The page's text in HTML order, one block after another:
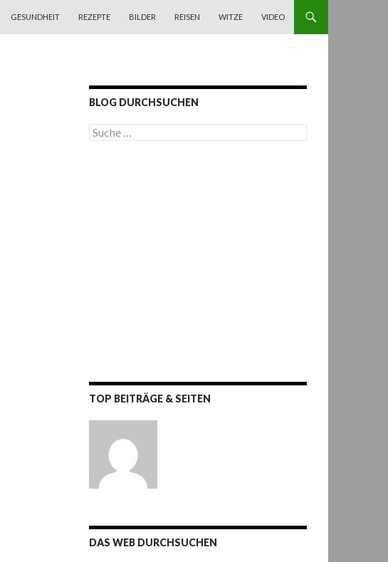
GESUNDHEIT REZEPTE BILDER REISEN WITZE VIDEO
BLOG DURCHSUCHEN
S
u
TOP BEITRÄGE & SEITEN
DAS WEB DURCHSUCHEN